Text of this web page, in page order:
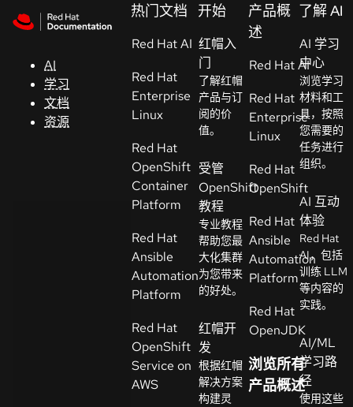
AI
学习
文档
资源
持
控制台
（Console）
开
发
人
员
开
始
试
联
系
人
选
热门文档
Red Hat AI
Red Hat
Enterprise
Linux
Red Hat
OpenShift
Container
Platform
Red Hat
Ansible
Automation
Platform
Red Hat
OpenShift
Service on
AWS
开始
红帽入
门
了解红帽
产品与订
阅的价
值。
受管
OpenShift
教程
专业教程
帮助您最
大化集群
为您带来
的好处。
红帽开
发
根据红帽
解决方案
构建灵
产品概
述
Red Hat AI
Red Hat
Enterprise
Linux
Red Hat
OpenShift
Red Hat
Ansible
Automation
Platform
Red Hat
OpenJDK
浏览所有
产品概述
了解 AI
AI 学习
中心
浏览学习
材料和工
具，按照
您需要的
任务进行
组织。
AI 互动
体验
Red Hat
AI，包括
训练 LLM
等内容的
实践。
AI/ML
学习路
径
使用这些